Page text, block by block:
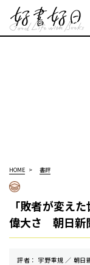
HOME 書評
「敗者が変え
偉大さ 朝日新
評者： 宇野重規 ／ 朝